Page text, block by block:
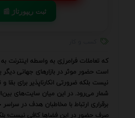
📰 ثبت ریپورتاژ
که تعاملات فرامرزی به واسطه اینترنت
است حضور موثر در بازارهای جهانی
نیست بلکه ضرورتی انکارناپذیر برای
شمار می‌رود. در این میان سایت‌های
برقراری ارتباط با مخاطبان هدف در
صرف حضور در این فضاها کافی نیست؛